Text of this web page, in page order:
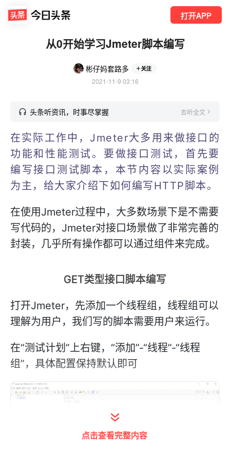
打开APP
从0开始学习Jmeter脚本编写
彬仔妈套路多 关注
2021-11-9 03:16
头条听资讯，时事尽掌握 去听全文
在实际工作中，Jmeter大多用来做接口的
功能和性能测试。要做接口测试，首先要
编写接口测试脚本，本节内容以实际案例
为主，给大家介绍下如何编写HTTP脚本。
在使用Jmeter过程中，大多数场景下是不需要
写代码的，Jmeter对接口场景做了非常完善的
封装，几乎所有操作都可以通过组件来完成。
GET类型接口脚本编写
打开Jmeter，先添加一个线程组，线程组可以
理解为用户，我们写的脚本需要用户来运行。
在“测试计划”上右键，“添加”-“线程”-“线程
组”，具体配置保持默认即可
点击查看完整内容